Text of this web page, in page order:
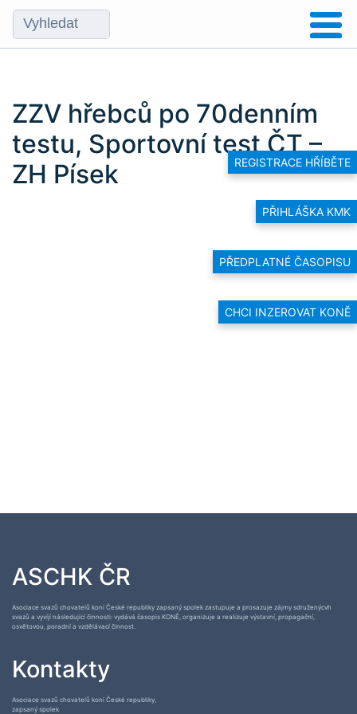
REGISTRACE HŘÍBĚTE
PŘIHLÁŠKA KMK
PŘEDPLATNÉ ČASOPISU
CHCI INZEROVAT KONĚ
ZZV hřebců po 70denním
testu, Sportovní test ČT –
ZH Písek
ASCHK ČR
Asociace svazů chovatelů koní České republiky zapsaný spolek zastupuje a prosazuje zájmy sdruženýcvh
svazů a vyvíjí následující činnosti: vydává časopis KONĚ, organizuje a realizuje výstavní, propagační,
osvětovou, poradní a vzdělávací činnost.
Kontakty
Asociace svazů chovatelů koní České republiky,
zapsaný spolek